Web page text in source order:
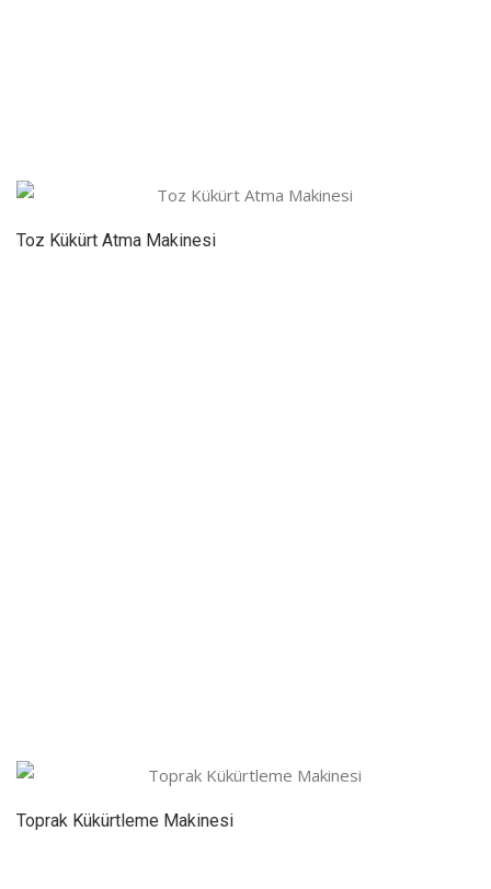
Toz Kükürt Atma Makinesi
Toprak Kükürtleme Makinesi